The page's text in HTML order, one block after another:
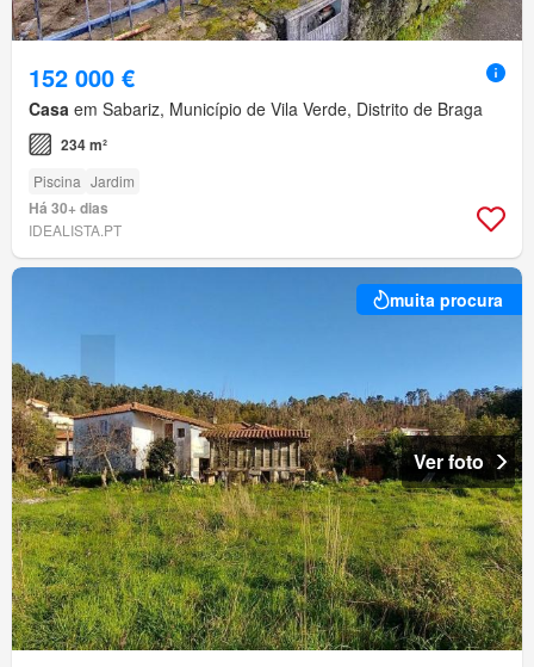
152 000 €
Casa em Sabariz, Município de Vila Verde, Distrito de Braga
234 m²
Piscina Jardim
Há 30+ dias
IDEALISTA.PT
muita procura
Ver foto